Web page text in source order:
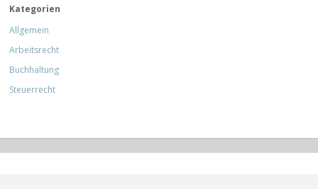
Kategorien
Allgemein
Arbeitsrecht
Buchhaltung
Steuerrecht